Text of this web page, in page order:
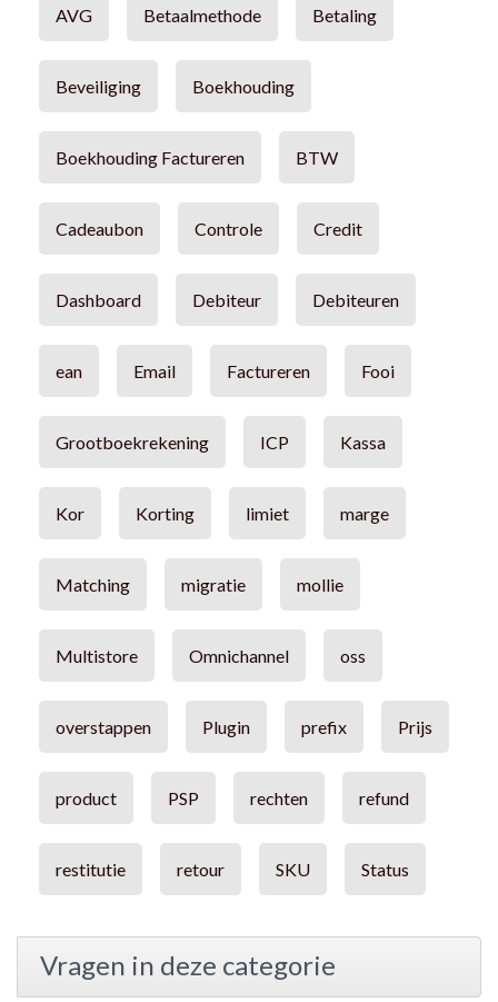
AVG Betaalmethode Betaling
Beveiliging Boekhouding
Boekhouding Factureren BTW
Cadeaubon Controle Credit
Dashboard Debiteur Debiteuren
ean Email Factureren Fooi
Grootboekrekening ICP Kassa
Kor Korting limiet marge
Matching migratie mollie
Multistore Omnichannel oss
overstappen Plugin prefix Prijs
product PSP rechten refund
restitutie retour SKU Status
Vragen in deze categorie